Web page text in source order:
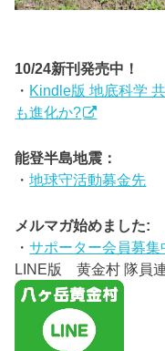
10/24新刊発売中！
・ Kindle版 地底科学
も進化か?
能登半島地震：
・地球守活動募金先
メルマガ始めました:
・サポーター会員募集
LINE版 黄金村 隊員連